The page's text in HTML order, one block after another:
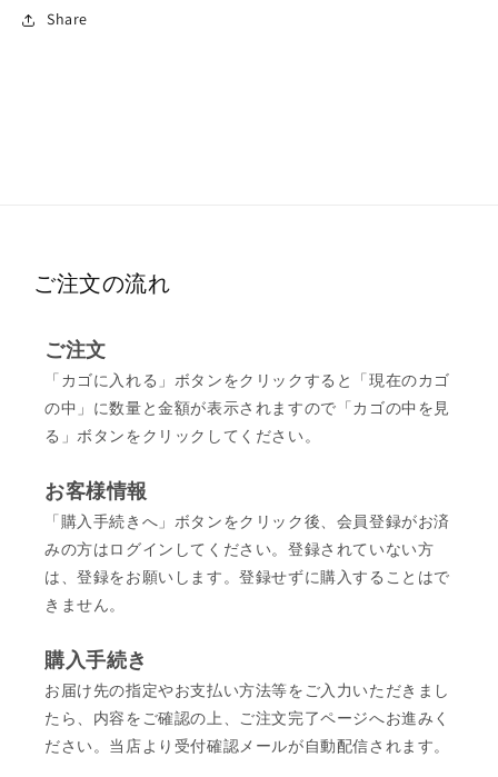
Share
ご注文の流れ
ご注文
「カゴに入れる」ボタンをクリックすると「現在のカゴ
の中」に数量と金額が表示されますので「カゴの中を見
る」ボタンをクリックしてください。
お客様情報
「購入手続きへ」ボタンをクリック後、会員登録がお済
みの方はログインしてください。登録されていない方
は、登録をお願いします。登録せずに購入することはで
きません。
購入手続き
お届け先の指定やお支払い方法等をご入力いただきまし
たら、内容をご確認の上、ご注文完了ページへお進みく
ださい。当店より受付確認メールが自動配信されます。